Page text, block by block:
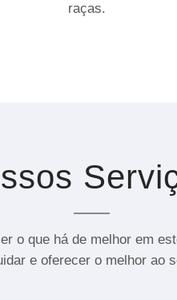
raças.
o que há de melhor em
e oferecer o melhor ao